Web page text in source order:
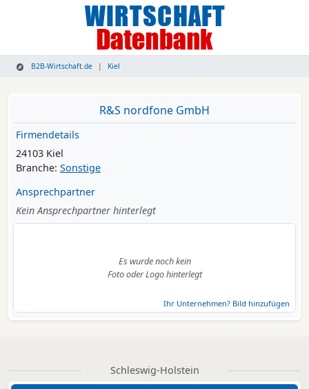
B2B-Wirtschaft.de Kiel
R&S nordfone GmbH
Firmendetails
24103 Kiel
Branche: Sonstige
Ansprechpartner
Kein Ansprechpartner hinterlegt
Es wurde noch kein
Foto oder Logo hinterlegt
Ihr Unternehmen? Bild hinzufügen
Schleswig-Holstein